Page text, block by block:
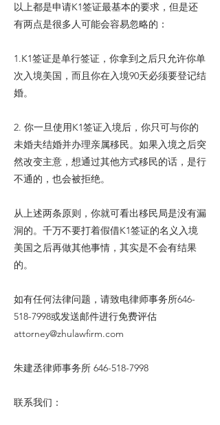
以上都是申请K1签证最基本的要求，但是还
有两点是很多人可能会容易忽略的：
1.K1签证是单行签证，你拿到之后只允许你单
次入境美国，而且你在入境90天必须要登记结
婚。
2. 你一旦使用K1签证入境后，你只可与你的
未婚夫结婚并办理亲属移民。如果入境之后突
然改变主意，想通过其他方式移民的话，是行
不通的，也会被拒绝。
从上述两条原则，你就可看出移民局是没有漏
洞的。千万不要打着假借K1签证的名义入境
美国之后再做其他事情，其实是不会有结果
的。
如有任何法律问题，请致电律师事务所646-
518-7998或发送邮件进行免费评估
attorney@zhulawfirm.com
朱建丞律师事务所 646-518-7998
联系我们：